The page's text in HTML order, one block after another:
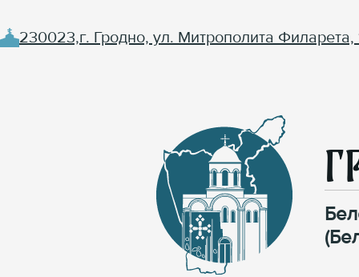
230023,г. Гродно, ул. Митрополита Филарета,